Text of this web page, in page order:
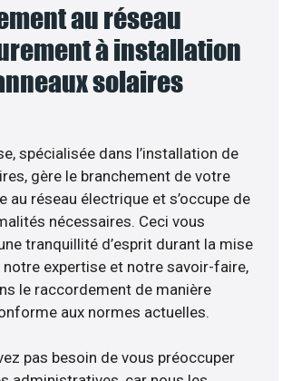
au réseau
à installation
solaires
spécialisée dans l’installation de
gère le branchement de votre
au réseau électrique et s’occupe de
nécessaires. Ceci vous
tranquillité d’esprit durant la mise
notre expertise et notre savoir-faire,
le raccordement de manière
aux normes actuelles.
pas besoin de vous préoccuper